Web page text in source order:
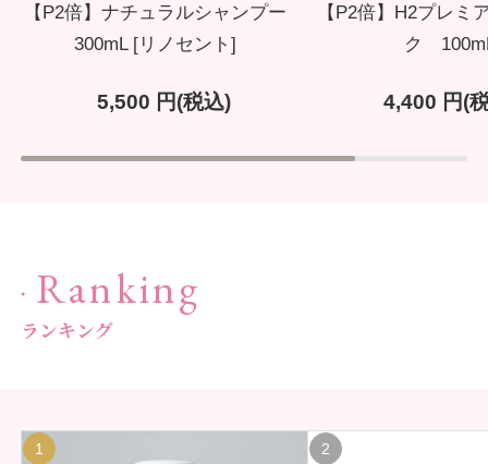
【P2倍】ナチュラルシャンプー
300mL [リノセント]
5,500 円(税込)
【P2倍】H2プレミ
ク
4,400 円(
Ranking
ランキング
1 2